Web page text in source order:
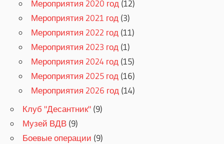
Мероприятия 2020 год (12)
Мероприятия 2021 год (3)
Мероприятия 2022 год (11)
Мероприятия 2023 год (1)
Мероприятия 2024 год (15)
Мероприятия 2025 год (16)
Мероприятия 2026 год (14)
Клуб "Десантник" (9)
Музей ВДВ (9)
Боевые операции (9)